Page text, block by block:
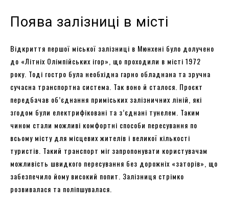
Поява залізниці в місті
Відкриття першої міської залізниці в Мюнхені було долучено
до «Літніх Олімпійських ігор», що проходили в місті 1972
року. Тоді гостро була необхідна гарно обладнана та зручна
сучасна транспортна система. Так воно й сталося. Проєкт
передбачав об’єднання приміських залізничних ліній, які
згодом були електрифіковані та з’єднані тунелем. Таким
чином стали можливі комфортні способи пересування по
всьому місту для місцевих жителів і великої кількості
туристів. Такий транспорт міг запропонувати користувачам
можливість швидкого пересування без дорожніх «заторів», що
забезпечило йому високий попит. Залізниця стрімко
розвивалася та поліпшувалася.